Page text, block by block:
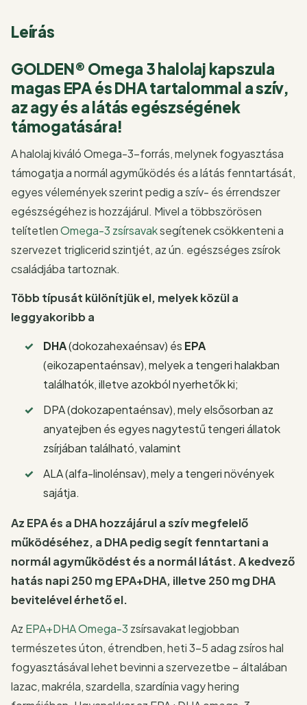
Leírás
GOLDEN® Omega 3 halolaj kapszula
magas EPA és DHA tartalommal a szív,
az agy és a látás egészségének
támogatására!
A halolaj kiváló Omega-3-forrás, melynek fogyasztása
támogatja a normál agyműködés és a látás fenntartását,
egyes vélemények szerint pedig a szív- és érrendszer
egészségéhez is hozzájárul. Mivel a többszörösen
telítetlenOmega-3 zsírsavaksegítenek csökkenteni a
szervezet triglicerid szintjét, az ún. egészséges zsírok
családjába tartoznak.
Több típusát különítjük el, melyek közül a
leggyakoribb a
DHA(dokozahexaénsav) és EPA
(eikozapentaénsav), melyek a tengeri halakban
találhatók, illetve azokból nyerhetők ki;
DPA (dokozapentaénsav), mely elsősorban az
anyatejben és egyes nagytestű tengeri állatok
zsírjában található, valamint
ALA (alfa-linolénsav), mely a tengeri növények
sajátja.
Az EPA és a DHA hozzájárul a szív megfelelő
működéséhez, a DHA pedig segít fenntartani a
normál agyműködést és a normál látást. A kedvező
hatás napi 250 mg EPA+DHA, illetve 250 mg DHA
bevitelével érhető el.
Az EPA+DHA Omega-3 zsírsavakat legjobban
természetes úton, étrendben, heti 3-5 adag zsíros hal
fogyasztásával lehet bevinni a szervezetbe – általában
lazac, makréla, szardella, szardínia vagy hering